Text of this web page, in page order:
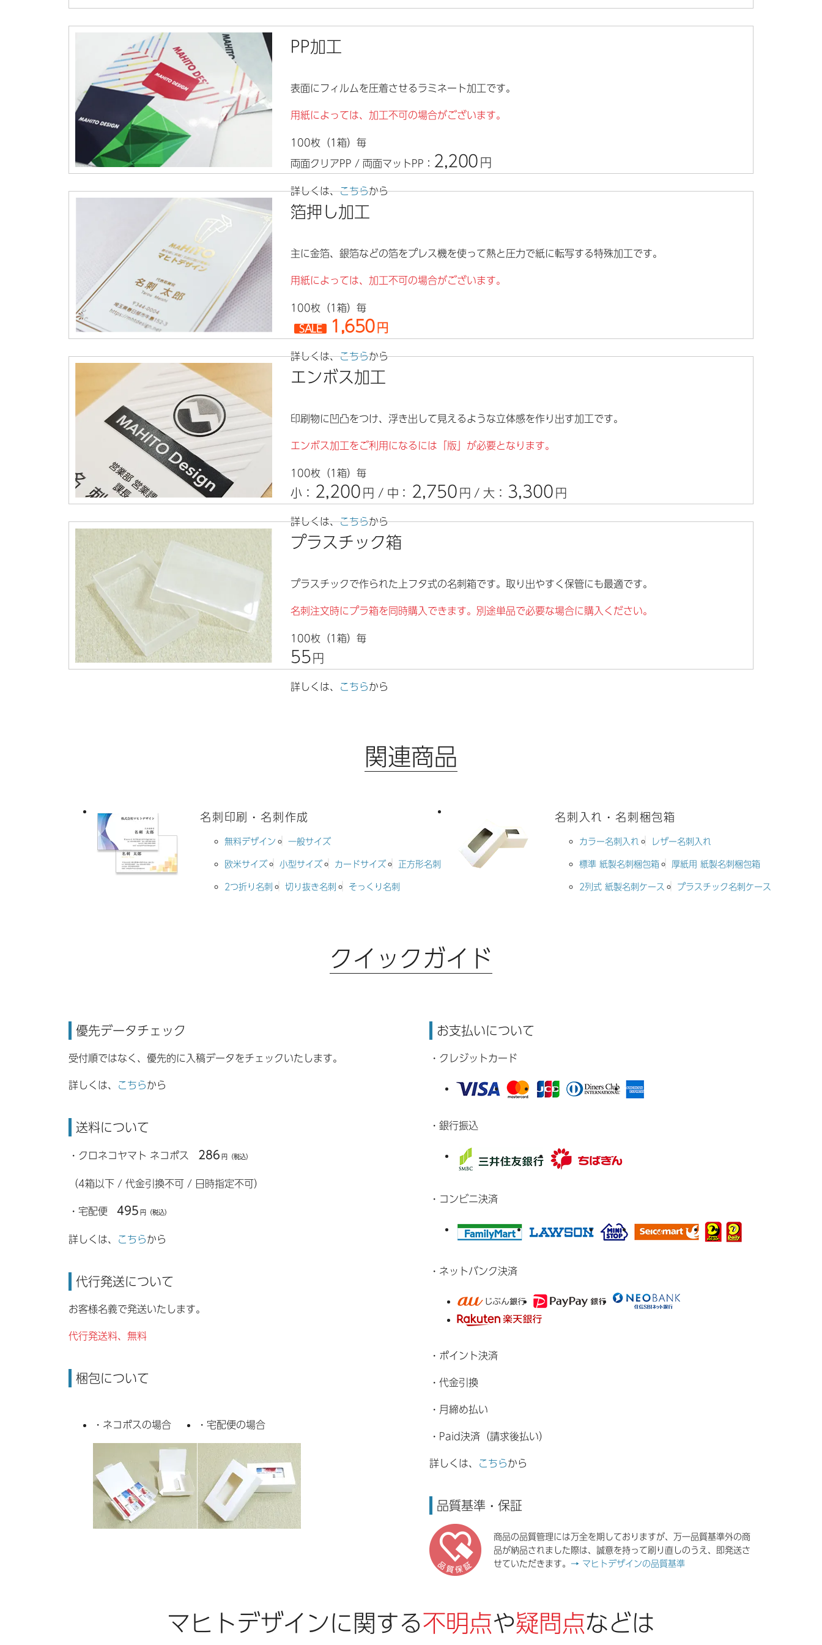
PP加工
表面にフィルムを圧着させるラミネート加工です。
用紙によっては、加工不可の場合がございます。
100枚（1箱）毎
両面クリアPP / 両面マットPP： 2,200 円
詳しくは、こちらから
箔押し加工
主に金箔、銀箔などの箔をプレス機を使って熱と圧力で紙に転写する特殊加工です。
用紙によっては、加工不可の場合がございます。
100枚（1箱）毎
SALE 1,650 円
詳しくは、こちらから
エンボス加工
印刷物に凹凸をつけ、浮き出して見えるような立体感を作り出す加工です。
エンボス加工をご利用になるには「版」が必要となります。
100枚（1箱）毎
小： 2,200 円 / 中： 2,750 円 / 大： 3,300 円
詳しくは、こちらから
プラスチック箱
プラスチックで作られた上フタ式の名刺箱です。取り出やすく保管にも最適です。
名刺注文時にプラ箱を同時購入できます。別途単品で必要な場合に購入ください。
100枚（1箱）毎
55 円
詳しくは、 こちらから
関連商品
名刺印刷・名刺作成
無料デザイン 一般サイズ
欧米サイズ 小型サイズ カードサイズ 正方形名刺
2つ折り名刺 切り抜き名刺 そっくり名刺
名刺入れ・名刺梱包箱
カラー名刺入れ レザー名刺入れ
標準 紙製名刺梱包箱 厚紙用 紙製名刺梱包箱
2列式 紙製名刺ケース プラスチック名刺ケース
クイックガイド
優先データチェック
受付順ではなく、優先的に入稿データをチェックいたします。
詳しくは、 こちらから
送料について
・クロネコヤマト ネコポス 286 円（税込）
（4箱以下 / 代金引換不可 / 日時指定不可）
・宅配便 495 円（税込）
詳しくは、 こちらから
代行発送について
お客様名義で発送いたします。
代行発送料、無料
梱包について
・ネコポスの場合 ・宅配便の場合
お支払いについて
・クレジットカード
・銀行振込
・コンビニ決済
・ネットバンク決済
・ポイント決済
・代金引換
・月締め払い
・Paid決済（請求後払い）
詳しくは、 こちらから
品質基準・保証
商品の品質管理には万全を期しておりますが、万一品質基準外の商
品が納品されました際は、誠意を持って刷り直しのうえ、即発送さ
せていただきます。 → マヒトデザインの品質基準
マヒトデザインに関する不明点や疑問点などは